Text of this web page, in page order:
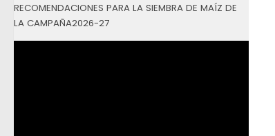
RECOMENDACIONES PARA LA SIEMBRA DE MAÍZ DE
LA CAMPAÑA2026-27